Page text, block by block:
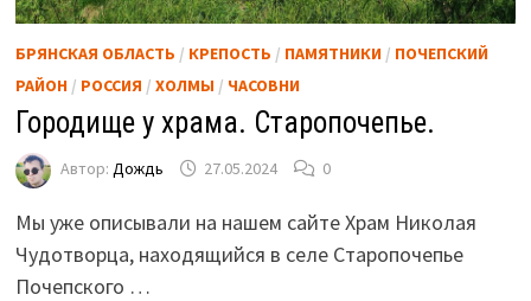
БРЯНСКАЯ ОБЛАСТЬ / КРЕПОСТЬ / ПАМЯТНИКИ/ ПОЧЕПСКИЙ
РАЙОН/ РОССИЯ / ХОЛМЫ / ЧАСОВНИ
Городище у храма. Старопочепье.
Автор: Дождь 27.05.2024 0
Мы уже описывали на нашем сайте Храм Николая
Чудотворца, находящийся в селе Старопочепье
Почепского …